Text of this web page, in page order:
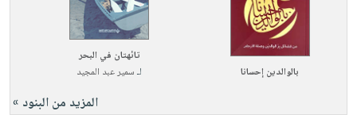
بالوالدين إحسانا
تائهتان في البحر
لـسمير عبد المجيد
المزيد من البنود »